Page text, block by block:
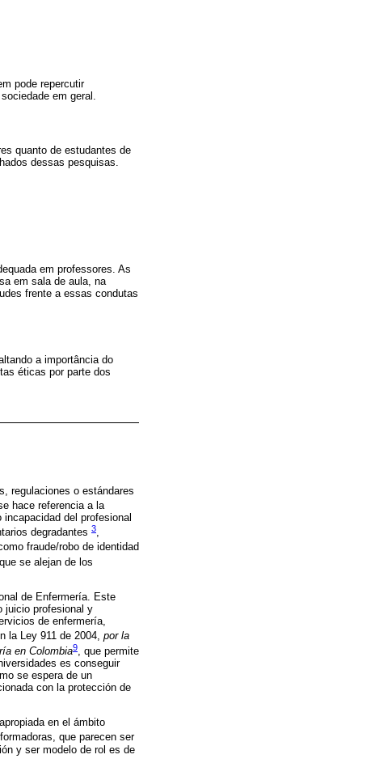
pode repercutir
em geral.
quanto de estudantes de
dessas pesquisas.
em professores. As
em sala de aula, na
frente a essas condutas
a importância do
éticas por parte dos
regulaciones o estándares
hace referencia a la
del profesional
degradantes 3,
fraude/robo de identidad
se alejan de los
de Enfermería. Este
juicio profesional y
de enfermería,
la Ley 911 de 2004, por la
en Colombia9, que permite
es conseguir
se espera de un
con la protección de
en el ámbito
que parecen ser
y ser modelo de rol es de